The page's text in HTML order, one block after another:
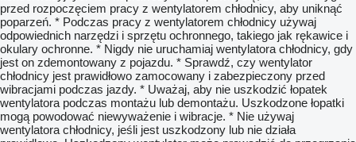
przed rozpoczęciem pracy z wentylatorem chłodnicy, aby uniknąć
poparzeń. * Podczas pracy z wentylatorem chłodnicy używaj
odpowiednich narzędzi i sprzętu ochronnego, takiego jak rękawice i
okulary ochronne. * Nigdy nie uruchamiaj wentylatora chłodnicy, gdy
jest on zdemontowany z pojazdu. * Sprawdź, czy wentylator
chłodnicy jest prawidłowo zamocowany i zabezpieczony przed
wibracjami podczas jazdy. * Uważaj, aby nie uszkodzić łopatek
wentylatora podczas montażu lub demontażu. Uszkodzone łopatki
mogą powodować niewyważenie i wibracje. * Nie używaj
wentylatora chłodnicy, jeśli jest uszkodzony lub nie działa